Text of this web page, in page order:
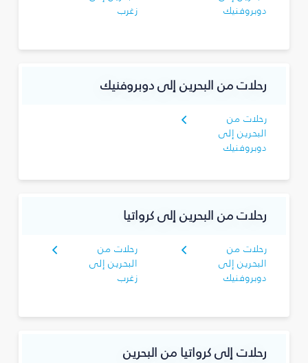
دوبروفنيك
زغرب
رحلات من البحرين إلى دوبروفنيك
رحلات من
البحرين إلى
دوبروفنيك
رحلات من البحرين إلى كرواتيا
رحلات من
البحرين إلى
دوبروفنيك
رحلات من
البحرين إلى
زغرب
رحلات إلى كرواتيا من البحرين